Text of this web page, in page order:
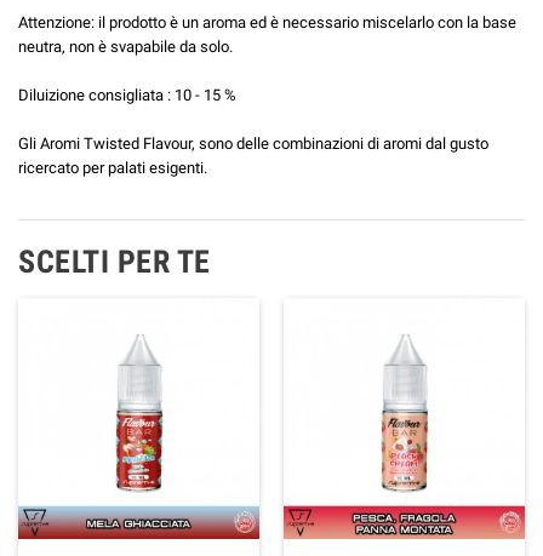
Attenzione: il prodotto è un aroma ed è necessario miscelarlo con la base
neutra, non è svapabile da solo.
Diluizione consigliata : 10 - 15 %
Gli Aromi Twisted Flavour, sono delle combinazioni di aromi dal gusto
ricercato per palati esigenti.
SCELTI PER TE